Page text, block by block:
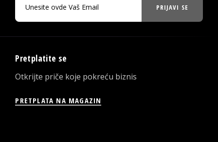
PRIJAVI SE
Pretplatite se
Otkrijte priče koje pokreću biznis
PRETPLATA NA MAGAZIN